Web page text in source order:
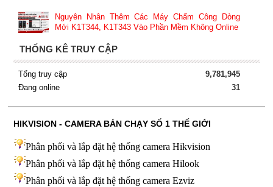
Nguyên Nhân Thêm Các Máy Chấm Công Dòng
Mới K1T344, K1T343 Vào Phần Mềm Không Online
THỐNG KÊ TRUY CẬP
Tổng truy cập
9,781,945
Đang online
31
HIKVISION - CAMERA BÁN CHẠY SỐ 1 THẾ GIỚI
Phân phối và lắp đặt hệ thống camera Hikvision
Phân phối và lắp đặt hệ thống camera Hilook
Phân phối và lắp đặt hệ thống camera Ezviz